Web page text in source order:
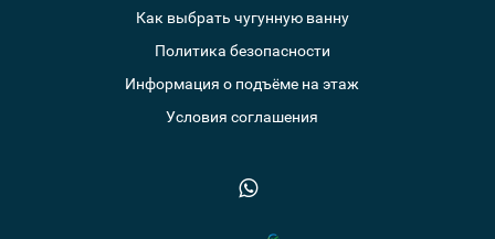
Как выбрать чугунную ванну
Политика безопасности
Информация о подъёме на этаж
Условия соглашения